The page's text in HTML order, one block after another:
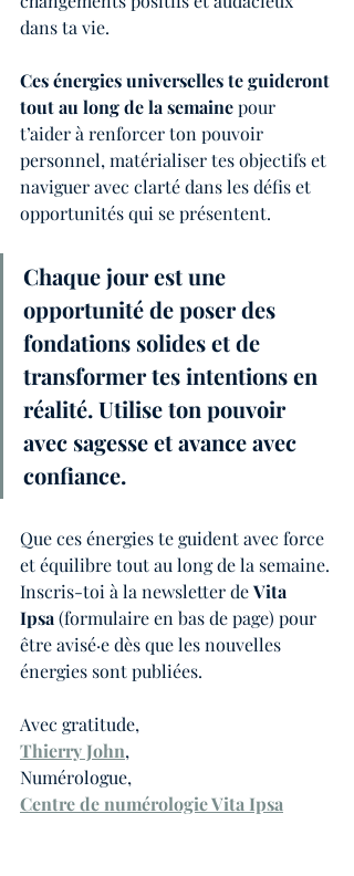
dans ta vie.
Ces énergies universelles te guideront
tout au long de la semaine pour
t’aider à renforcer ton pouvoir
personnel, matérialiser tes objectifs et
naviguer avec clarté dans les défis et
opportunités qui se présentent.
Chaque jour est une
opportunité de poser des
fondations solides et de
transformer tes intentions en
réalité. Utilise ton pouvoir
avec sagesse et avance avec
confiance.
Que ces énergies te guident avec force
et équilibre tout au long de la semaine.
Inscris-toi à la newsletter de Vita
Ipsa (formulaire en bas de page) pour
être avisé·e dès que les nouvelles
énergies sont publiées.
Avec gratitude,
Thierry John,
Numérologue,
Centre de numérologie Vita Ipsa